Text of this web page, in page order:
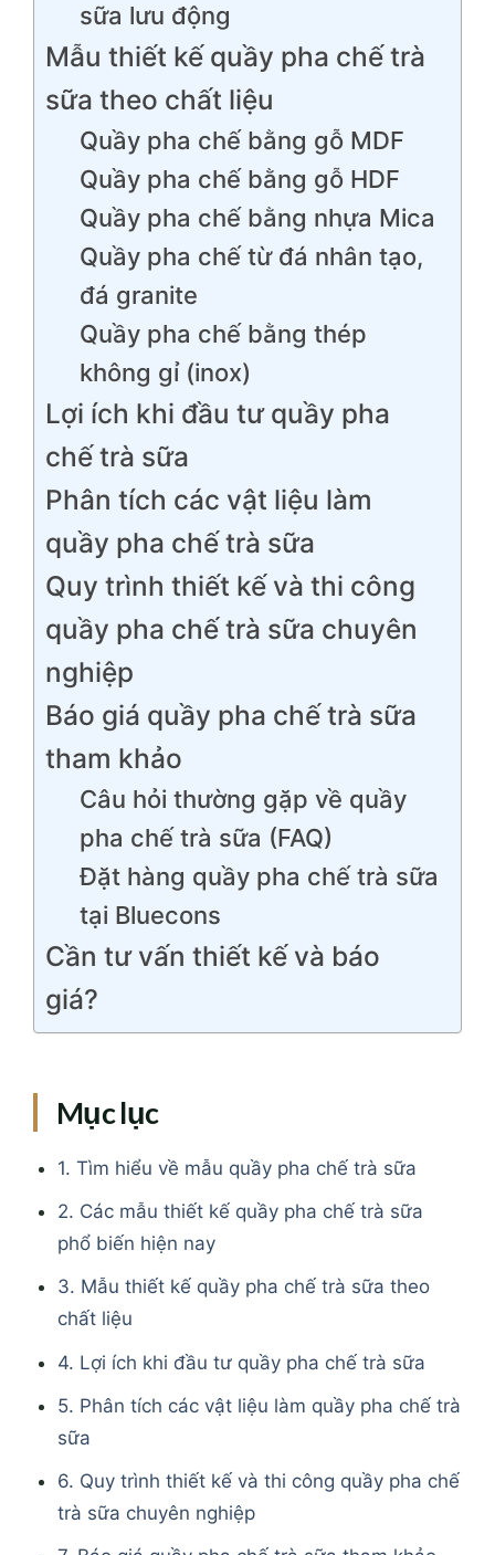
sữa lưu động
Mẫu thiết kế quầy pha chế trà
sữa theo chất liệu
Quầy pha chế bằng gỗ MDF
Quầy pha chế bằng gỗ HDF
Quầy pha chế bằng nhựa Mica
Quầy pha chế từ đá nhân tạo,
đá granite
Quầy pha chế bằng thép
không gỉ (inox)
Lợi ích khi đầu tư quầy pha
chế trà sữa
Phân tích các vật liệu làm
quầy pha chế trà sữa
Quy trình thiết kế và thi công
quầy pha chế trà sữa chuyên
nghiệp
Báo giá quầy pha chế trà sữa
tham khảo
Câu hỏi thường gặp về quầy
pha chế trà sữa (FAQ)
Đặt hàng quầy pha chế trà sữa
tại Bluecons
Cần tư vấn thiết kế và báo
giá?
Mục lục
1. Tìm hiểu về mẫu quầy pha chế trà sữa
2. Các mẫu thiết kế quầy pha chế trà sữa
phổ biến hiện nay
3. Mẫu thiết kế quầy pha chế trà sữa theo
chất liệu
4. Lợi ích khi đầu tư quầy pha chế trà sữa
5. Phân tích các vật liệu làm quầy pha chế trà
sữa
6. Quy trình thiết kế và thi công quầy pha chế
trà sữa chuyên nghiệp